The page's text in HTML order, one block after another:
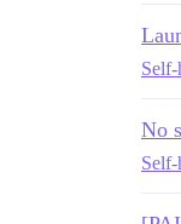
Self-
No
Self-